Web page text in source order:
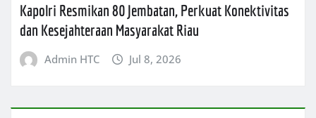
Kapolri Resmikan 80 Jembatan, Perkuat Konektivitas
dan Kesejahteraan Masyarakat Riau
Admin HTC Jul 8, 2026